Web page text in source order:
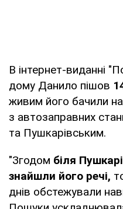
В інтернет-виданні
дому Данило пішов
живим його бачили
з автозаправних
та Пушкарівським.
"Згодом біля
знайшли його речі,
днів обстежували